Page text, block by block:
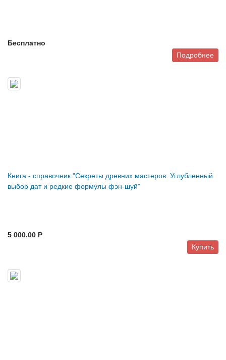
Бесплатно
Подробнее
Книга - справочник "Секреты древних мастеров. Углубленный
выбор дат и редкие формулы фэн-шуй"
5 000.00 P
Купить